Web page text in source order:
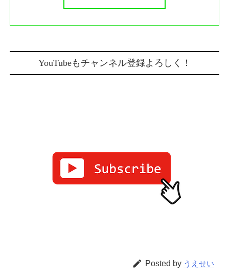
YouTubeもチャンネル登録よろしく！
 Posted by うえせい